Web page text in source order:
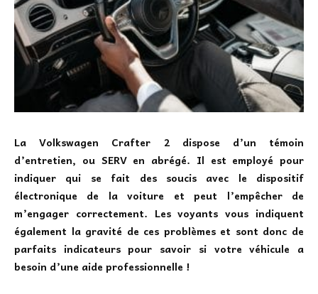
La Volkswagen Crafter 2 dispose d’un témoin
d’entretien, ou SERV en abrégé. Il est employé pour
indiquer qui se fait des soucis avec le dispositif
électronique de la voiture et peut l’empêcher de
m’engager correctement. Les voyants vous indiquent
également la gravité de ces problèmes et sont donc de
parfaits indicateurs pour savoir si votre véhicule a
besoin d’une aide professionnelle !